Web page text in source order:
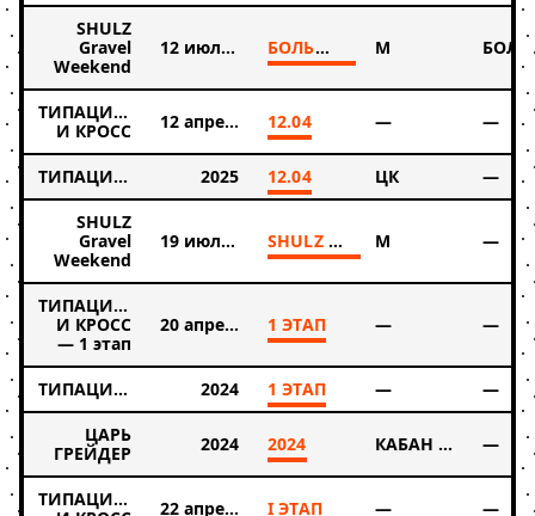
SHULZ
Gravel
Weekend
12 июля 2025 БОЛЬШАЯ М
ТИПАЦИКЛОКРОСС
И КРОСС
12 апреля 2025 12.04 — —
ТИПАЦИКЛОКРОСС 2025 12.04 ЦК
—
SHULZ
Gravel
Weekend
19 июля 2024 SHULZ GRAVEL WEEKEND М —
ТИПАЦИКЛОКРОСС
И КРОСС
— 1 этап
20 апреля 2024 1 ЭТАП — —
ТИПАЦИКЛОКРОСС 2024 1 ЭТАП —
—
ЦАРЬ
ГРЕЙДЕР
2024 2024 КАБАН М 35- —
ТИПАЦИКЛОКРОСС
22 апреля 2023 I ЭТАП — —